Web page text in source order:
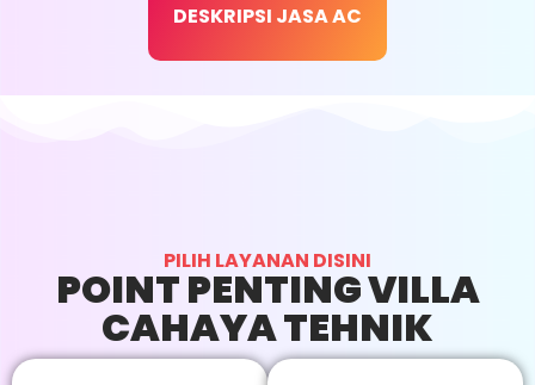
DESKRIPSI JASA AC
PILIH LAYANAN DISINI
POINT PENTING VILLA
CAHAYA TEHNIK